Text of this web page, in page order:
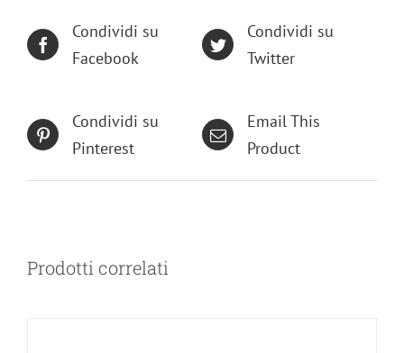
Condividi su
Facebook
Condividi su
Twitter
Condividi su
Pinterest
Email This
Product
Prodotti correlati